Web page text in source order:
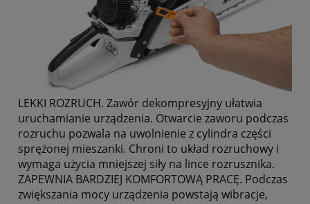
LEKKI ROZRUCH. Zawór dekompresyjny ułatwia
uruchamianie urządzenia. Otwarcie zaworu podczas
rozruchu pozwala na uwolnienie z cylindra części
sprężonej mieszanki. Chroni to układ rozruchowy i
wymaga użycia mniejszej siły na lince rozrusznika.
ZAPEWNIA BARDZIEJ KOMFORTOWĄ PRACĘ. Podczas
zwiększania mocy urządzenia powstają wibracje,